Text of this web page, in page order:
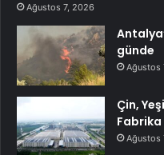
Ağustos 7, 2026
günde
Ağustos
Çin,
Fabrika
Ağustos